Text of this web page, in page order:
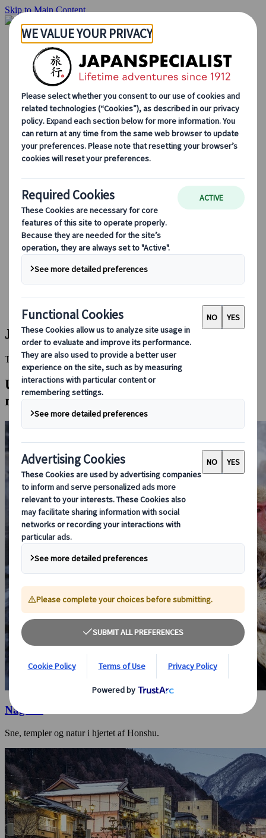
Skip to Main Content
Startside
Rejser
Individuelle rejser
Grupperejser
Kør-selv ferie
Udflugter
Skræddersyede grupperejser
Japan Rail Pass
Sådan arbejder vi
Om os
Vores team
Bliv en del af vores team
Sæsonbestemte rejsetips
Hovedattraktioner
Kulturelle indsigter
Kulinariske oplevelser
Opdag Japan i tog
Ofte stillede spørgsmål
Vigtige oplysninger
Etikette i Japan
Bilkørsel i Japan
Booking hos os
Japan Rail Pass
Indkvartering
Online rejserådgivning
Jigokudani
This Destination is disabled to display.
Udforsk andre destinationer i denne
region
Nagano
Sne, templer og natur i hjertet af Honshu.